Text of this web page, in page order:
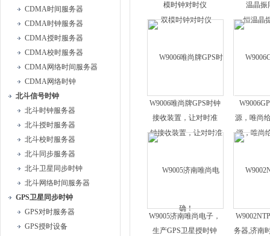
CDMA时间服务器
CDMA时钟服务器
CDMA授时服务器
CDMA校时服务器
CDMA网络时间服务器
CDMA网络时钟
北斗信号时钟
北斗时钟服务器
北斗授时服务器
北斗校时服务器
北斗同步服务器
北斗卫星同步时钟
北斗网络时间服务器
GPS卫星同步时钟
GPS对时服务器
GPS授时设备
模时钟对时仪
温晶振
W9006唯尚牌GPS时钟
接收装置，让对时准
确！
源，唯尚
W9005济南唯尚电子，
生产GPS卫星授时钟
务器,济南